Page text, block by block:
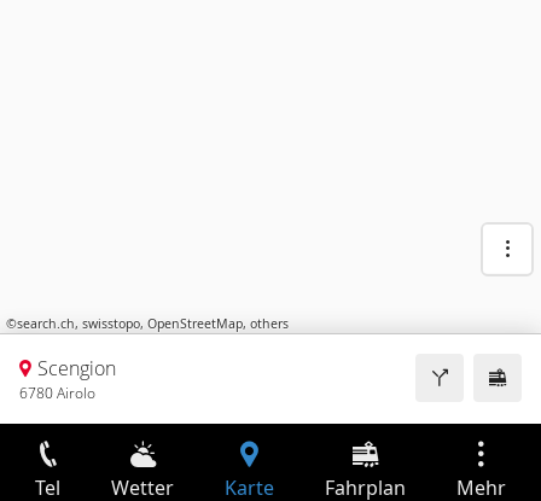
©search.ch, swisstopo, OpenStreetMap, others
Scengion
6780 Airolo
Tel Wetter Karte Fahrplan Mehr